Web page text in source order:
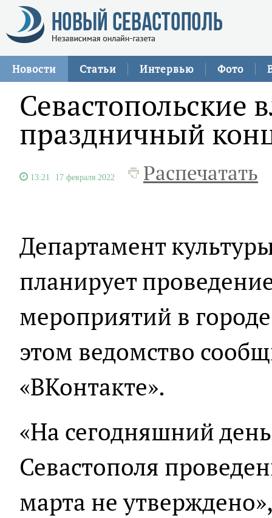
Новости Статьи Интервью Фото
Севастопольские
праздничный
13:21 17 февраля 2022 Распечатать
Департамент
планирует
мероприятий в
этом ведомство
«ВКонтакте».
«На сегодняшний
Севастополя
марта не